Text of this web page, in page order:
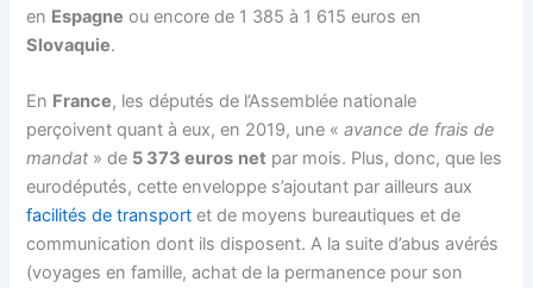
en Espagne ou encore de 1 385 à 1 615 euros en
Slovaquie.
En France, les députés de l’Assemblée nationale
perçoivent quant à eux, en 2019, une «avance de frais de
mandat » de 5 373 euros net par mois. Plus, donc, que les
eurodéputés, cette enveloppe s’ajoutant par ailleurs aux
facilités de transport et de moyens bureautiques et de
communication dont ils disposent. A la suite d’abus avérés
(voyages en famille, achat de la permanence pour son